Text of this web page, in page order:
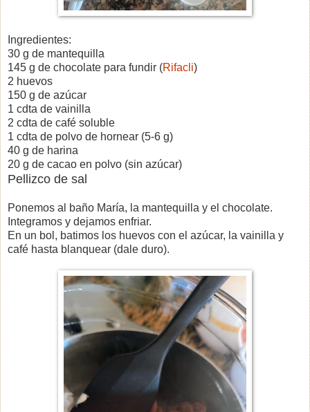
Ingredientes:
30 g de mantequilla
145 g de chocolate para fundir (Rifacli)
2 huevos
150 g de azúcar
1 cdta de vainilla
2 cdta de café soluble
1 cdta de polvo de hornear (5-6 g)
40 g de harina
20 g de cacao en polvo (sin azúcar)
Pellizco de sal
Ponemos al baño María, la mantequilla y el chocolate.
Integramos y dejamos enfriar.
En un bol, batimos los huevos con el azúcar, la vainilla y
café hasta blanquear (dale duro).